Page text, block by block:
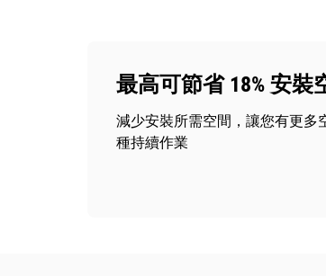
最高可節省 18% 安裝
減少安裝所需空間，讓您有更多
種持續作業